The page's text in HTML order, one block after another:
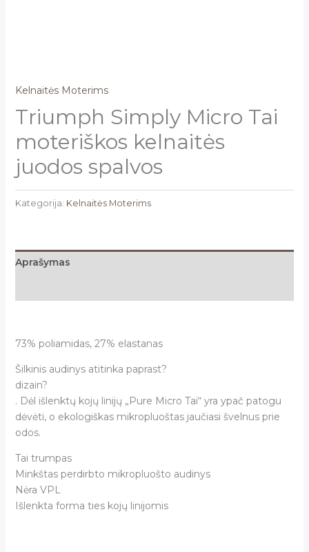
Kelnaitės Moterims
Triumph Simply Micro Tai
moteriškos kelnaitės
juodos spalvos
Kategorija: Kelnaitės Moterims
Aprašymas
73% poliamidas, 27% elastanas
Šilkinis audinys atitinka paprast?
dizain?
. Dėl išlenktų kojų linijų „Pure Micro Tai“ yra ypač patogu
dėvėti, o ekologiškas mikropluoštas jaučiasi švelnus prie
odos.
Tai trumpas
Minkštas perdirbto mikropluošto audinys
Nėra VPL
Išlenkta forma ties kojų linijomis